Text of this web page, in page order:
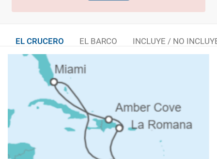
EL CRUCERO EL BARCO INCLUYE / NO